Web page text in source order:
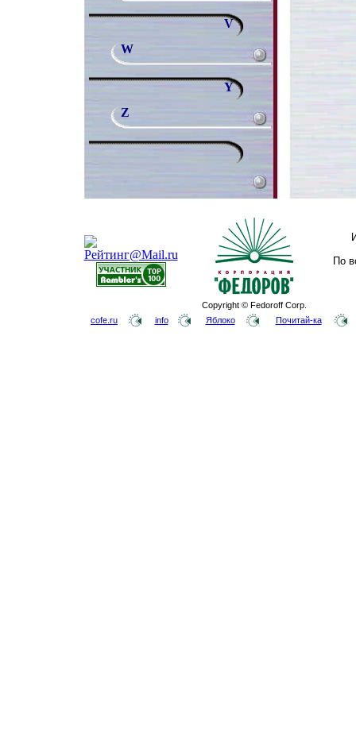
V
W
Y
Z
Copyright © Fedoroff Corp.
По
cofe.ru info Яблоко Почитай-ка